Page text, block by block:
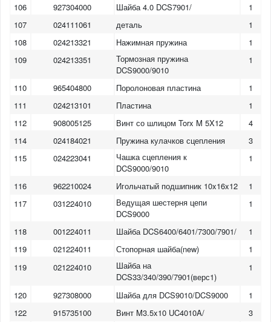
1 3 5 6 7 8
106
927304000 Шайба 4.0 DCS7901/
1
107
024111061 деталь
1
108
024213321 Нажимная пружина
1
109
024213351
Тормозная пружина
DCS9000/9010
1
110 965404800 Поролоновая пластина
1
111
024213101 Пластина
1
112
908005125 Винт со шлицом Torx M 5X12
4
114
024184021 Пружина кулачков сцепления
3
115
024223041
Чашка сцепления к
DCS9000/9010
1
116 962210024 Игольчатый подшипник 10x16x12
1
117
031224010
Ведущая шестерня цепи
DCS9000
1
118 001224011 Шайба DCS6400/6401/7300/7901/
1
119
021224011 Стопорная шайба(new)
1
119
021224010
Шайба на
DCS33/340/390/7901(верс1)
1
120 927308000 Шайба для DCS9010/DCS9000
1
122
915735100 Винт M3.5x10 UC4010A/
3